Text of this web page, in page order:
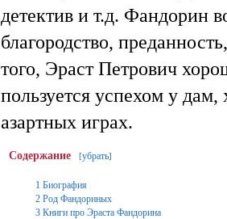
детектив и т.д. Фандорин
благородство,
того, Эраст Петрович
пользуется успехом у
азартных играх.
Содержание [убрать]
1 Биография
2 Род Фандориных
3 Книги про Эраста Фандорина